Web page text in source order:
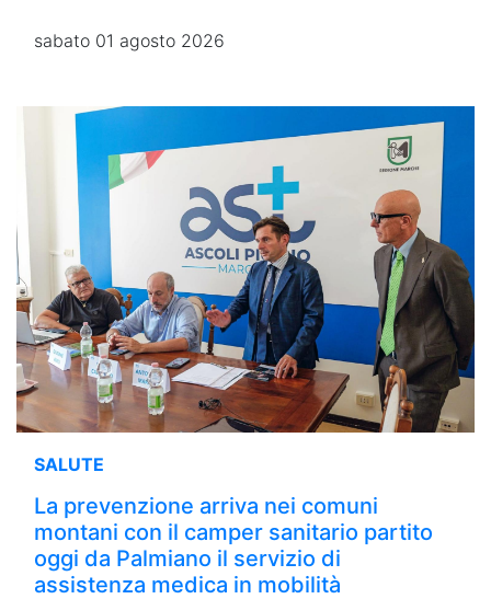
sabato 01 agosto 2026
SALUTE
La prevenzione arriva nei comuni
montani con il camper sanitario partito
oggi da Palmiano il servizio di
assistenza medica in mobilità